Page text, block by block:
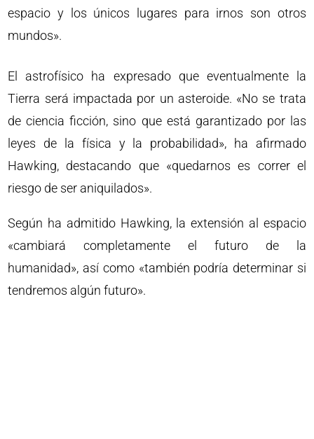
espacio y los únicos lugares para irnos son otros
mundos».
El astrofísico ha expresado que eventualmente la
Tierra será impactada por un asteroide. «No se trata
de ciencia ficción, sino que está garantizado por las
leyes de la física y la probabilidad», ha afirmado
Hawking, destacando que «quedarnos es correr el
riesgo de ser aniquilados».
Según ha admitido Hawking, la extensión al espacio
«cambiará completamente el futuro de la
humanidad», así como «también podría determinar si
tendremos algún futuro».